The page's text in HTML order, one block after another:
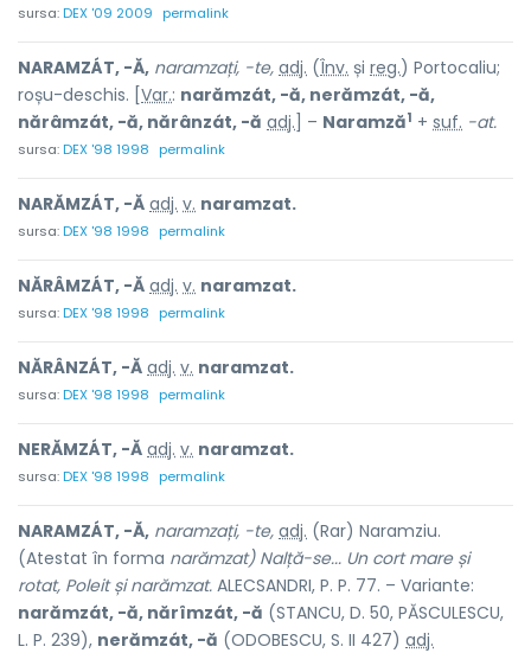
sursa:DEX '09 2009 permalink
NARAMZÁT, -Ă, naramzați, -te, adj. (Înv. și reg.) Portocaliu;
roșu-deschis. [ Var.: narămzát, -ă, nerămzát, -ă,
nărâmzát, -ă, nărânzát, -ă adj. ] – Naramză1 + suf. -at.
sursa:DEX '98 1998 permalink
NARĂMZÁT, -Ă adj. v. naramzat.
sursa:DEX '98 1998 permalink
NĂRÂMZÁT, -Ă adj. v. naramzat.
sursa:DEX '98 1998 permalink
NĂRÂNZÁT, -Ă adj. v. naramzat.
sursa:DEX '98 1998 permalink
NERĂMZÁT, -Ă adj. v. naramzat.
sursa:DEX '98 1998 permalink
NARAMZÁT, -Ă, naramzați, -te, adj. (Rar) Naramziu.
(Atestat în forma narămzat) Nalță-se... Un cort mare și
rotat, Poleit și narămzat. ALECSANDRI, P. P. 77. – Variante:
narămzát, -ă, nărîmzát, -ă (STANCU, D. 50, PĂSCULESCU,
L. P. 239), nerămzát, -ă (ODOBESCU, S. II 427) adj.